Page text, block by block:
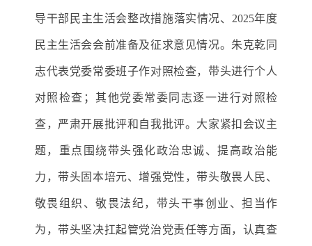
导干部民主生活会整改措施落实情况、2025年度
民主生活会会前准备及征求意见情况。朱克乾同
志代表党委常委班子作对照检查，带头进行个人
对照检查；其他党委常委同志逐一进行对照检
查，严肃开展批评和自我批评。大家紧扣会议主
题，重点围绕带头强化政治忠诚、提高政治能
力，带头固本培元、增强党性，带头敬畏人民、
敬畏组织、敬畏法纪，带头干事创业、担当作
为，带头坚决扛起管党治党责任等方面，认真查